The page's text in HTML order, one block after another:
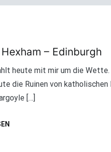
– Edinburgh
heute mit mir um die
die Ruinen von
[…]